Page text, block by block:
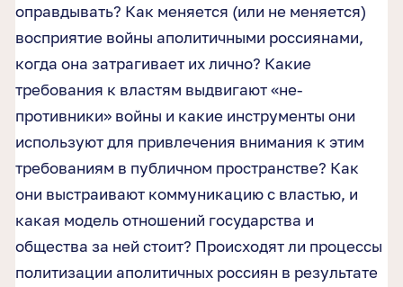
оправдывать? Как меняется (или не меняется)
восприятие войны аполитичными россиянами,
когда она затрагивает их лично? Какие
требования к властям выдвигают «не-
противники» войны и какие инструменты они
используют для привлечения внимания к этим
требованиям в публичном пространстве? Как
они выстраивают коммуникацию с властью, и
какая модель отношений государства и
общества за ней стоит? Происходят ли процессы
политизации аполитичных россиян в результате